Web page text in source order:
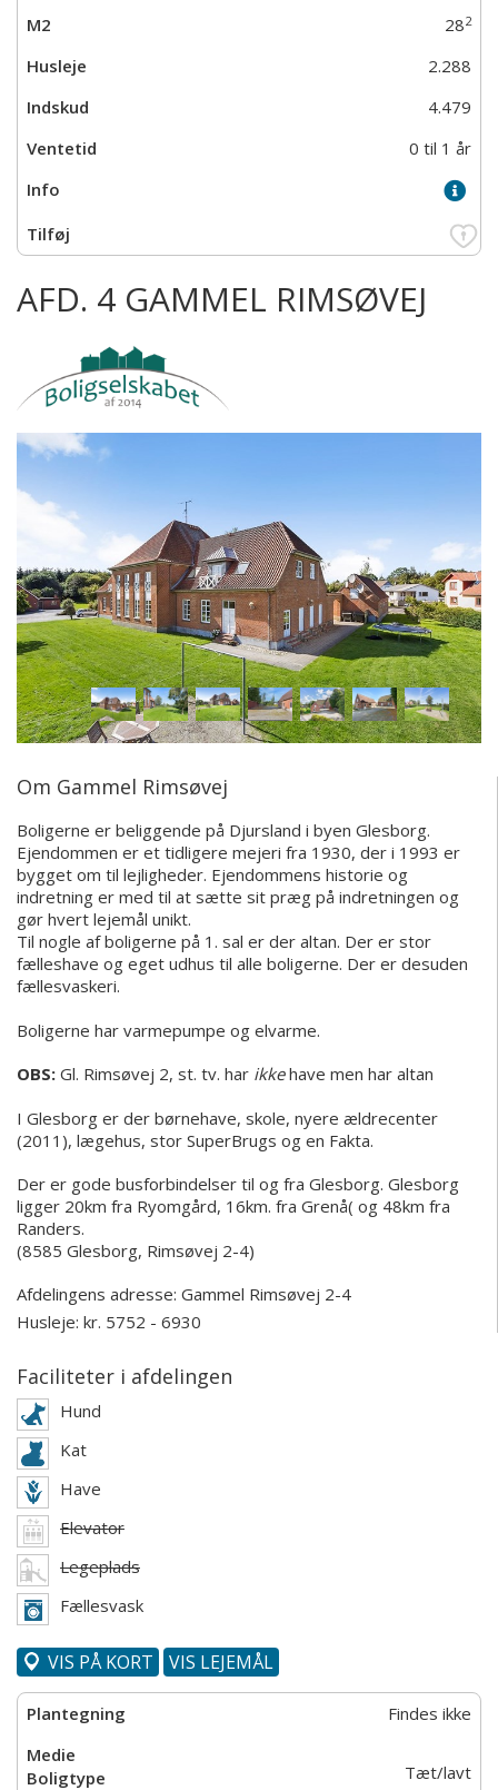
282
2.288
4.479
0 til 1 år
AFD. 4 GAMMEL RIMSØVEJ
Om Gammel Rimsøvej
Boligerne er beliggende på Djursland i byen Glesborg.
Ejendommen er et tidligere mejeri fra 1930, der i 1993 er
bygget om til lejligheder. Ejendommens historie og
indretning er med til at sætte sit præg på indretningen og
gør hvert lejemål unikt.
Til nogle af boligerne på 1. sal er der altan. Der er stor
fælleshave og eget udhus til alle boligerne. Der er desuden
fællesvaskeri.
Boligerne har varmepumpe og elvarme.
OBS: Gl. Rimsøvej 2, st. tv. har ikkehave men har altan
I Glesborg er der børnehave, skole, nyere ældrecenter
(2011), lægehus, stor SuperBrugs og en Fakta.
Der er gode busforbindelser til og fra Glesborg. Glesborg
ligger 20km fra Ryomgård, 16km. fra Grenå( og 48km fra
Randers.
(8585 Glesborg, Rimsøvej 2-4)
Afdelingens adresse: Gammel Rimsøvej 2-4
Husleje: kr. 5752 - 6930
Faciliteter i afdelingen
Hund
Kat
Have
Elevator
Legeplads
Fællesvask
VIS PÅ KORT VIS LEJEMÅL
Findes ikke
Tæt/lavt